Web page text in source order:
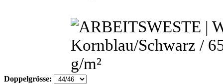
Doppelgrösse: